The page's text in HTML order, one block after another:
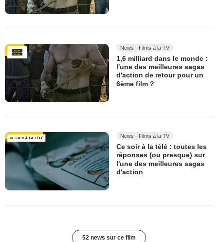
News - Films à la TV
1,6 milliard dans le monde :
l'une des meilleures sagas
d'action de retour pour un
6ème film ?
News - Films à la TV
Ce soir à la télé : toutes les
réponses (ou presque) sur
l'une des meilleures sagas
d'action
52 news sur ce film